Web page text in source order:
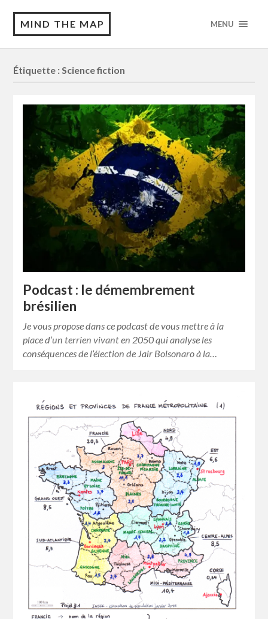
MIND THE MAP MENU
Étiquette :Science fiction
Podcast : le démembrement
brésilien
Je vous propose dans ce podcast de vous mettre à la
place d’un terrien vivant en 2050 qui analyse les
conséquences de l’élection de Jair Bolsonaro à la…